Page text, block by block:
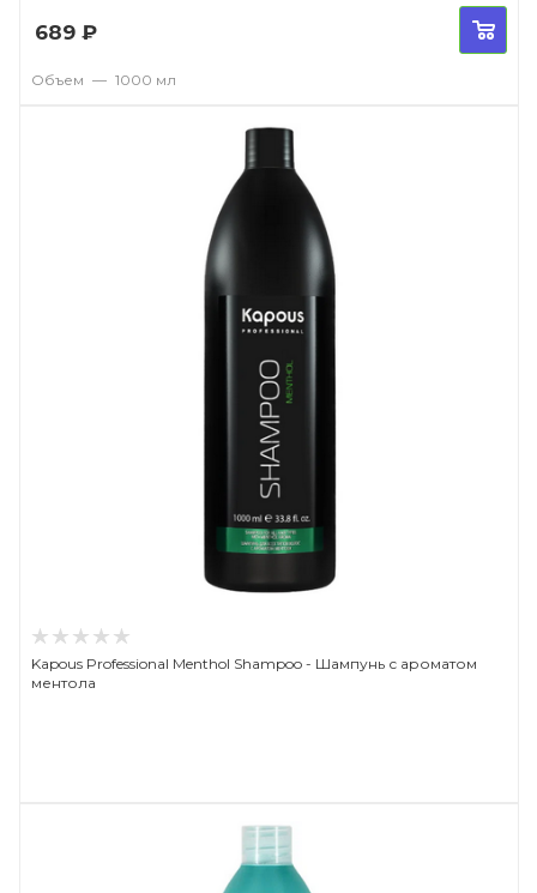
689 ₽
Объем — 1000 мл
Kapous Professional Menthol Shampoo - Шампунь с ароматом
ментола